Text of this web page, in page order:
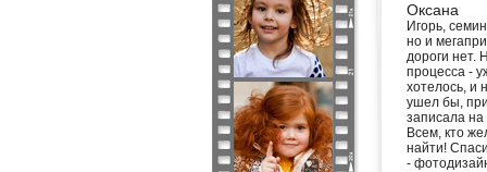
Оксана
Игорь,
но и
дороги нет.
процесса -
хотелось, и
ушел бы,
записала на
Всем, кто
найти!
-